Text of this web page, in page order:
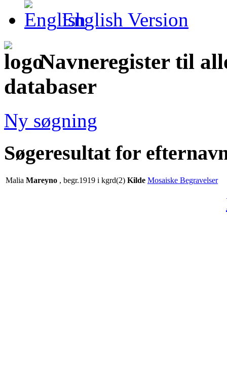
English Version
Navneregister til
databaser
Ny søgning
Søgeresultat for
Malia Mareyno , begr.1919 i kgrd(2) Kilde Mosaiske Begravelser